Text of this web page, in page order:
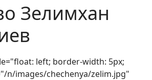
Зелимхан
left; border-width: 5px;
n/images/chechenya/zelim.jpg"